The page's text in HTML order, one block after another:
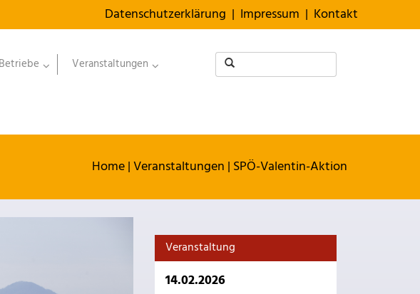
Datenschutzerklärung | Impressum | Kontakt
Betriebe Veranstaltungen
Home|Veranstaltungen | SPÖ-Valentin-Aktion
Veranstaltung
14.02.2026